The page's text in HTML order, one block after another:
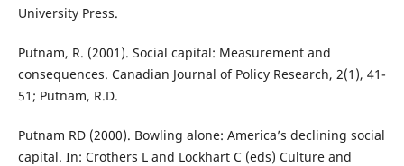
University Press.
Putnam, R. (2001). Social capital: Measurement and
consequences. Canadian Journal of Policy Research, 2(1), 41-
51; Putnam, R.D.
Putnam RD (2000). Bowling alone: America’s declining social
capital. In: Crothers L and Lockhart C (eds) Culture and